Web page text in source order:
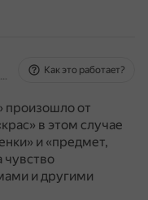
На основе источников, возможны неточности
Как это работает?
произошло от
в этом случае
и «предмет,
чувство
и другими